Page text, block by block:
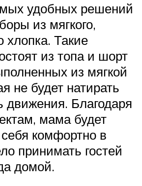
удобных решений
из мягкого,
хлопка. Такие
из топа и шорт
из мягкой
не будет натирать
движения. Благодаря
мама будет
комфортно в
принимать гостей
домой.